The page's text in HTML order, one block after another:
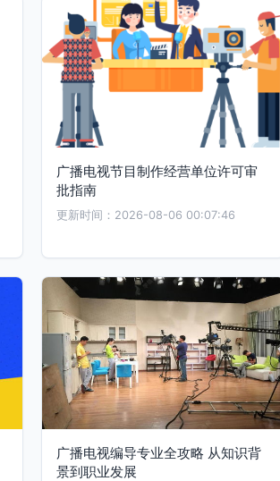
广播电视节目制作经营单位许可审
批指南
更新时间：2026-08-06 00:07:46
广播电视编导专业全攻略 从知识背
景到职业发展